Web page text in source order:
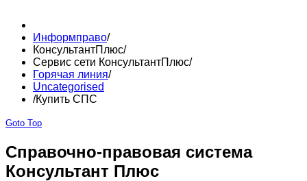
Информправо/
КонсультантПлюс/
Сервис сети КонсультантПлюс/
Горячая линия/
Uncategorised
/Купить СПС
Goto Top
Справочно-правовая система
Консультант Плюс